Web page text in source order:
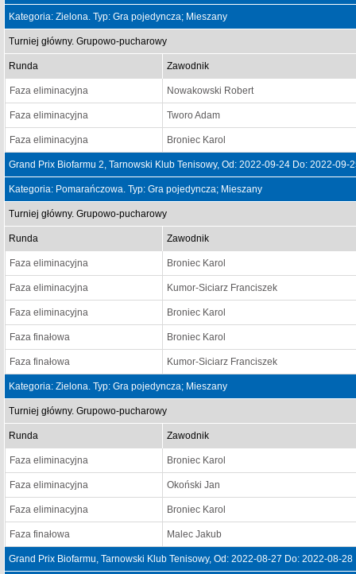
Kategoria: Zielona. Typ: Gra pojedyncza; Mieszany
Turniej główny. Grupowo-pucharowy
Runda Zawodnik
Faza eliminacyjna Nowakowski Robert
Faza eliminacyjna Tworo Adam
Faza eliminacyjna Broniec Karol
Grand Prix Biofarmu 2, Tarnowski Klub Tenisowy, Od: 2022-09-24 Do: 2022-09-
Kategoria: Pomarańczowa. Typ: Gra pojedyncza; Mieszany
Turniej główny. Grupowo-pucharowy
Runda Zawodnik
Faza eliminacyjna Broniec Karol
Faza eliminacyjna Kumor-Siciarz Franciszek
Faza eliminacyjna Broniec Karol
Faza finałowa Broniec Karol
Faza finałowa Kumor-Siciarz Franciszek
Kategoria: Zielona. Typ: Gra pojedyncza; Mieszany
Turniej główny. Grupowo-pucharowy
Runda Zawodnik
Faza eliminacyjna Broniec Karol
Faza eliminacyjna Okoński Jan
Faza eliminacyjna Broniec Karol
Faza finałowa Malec Jakub
Grand Prix Biofarmu, Tarnowski Klub Tenisowy, Od: 2022-08-27 Do: 2022-08-28